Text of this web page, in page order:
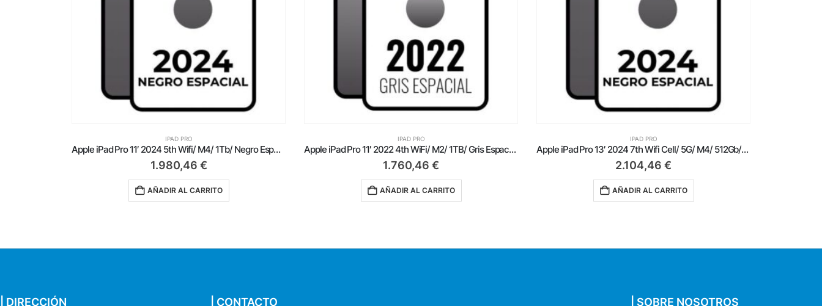
IPAD PRO
Apple iPad Pro 11′ 2024 5th Wifi/ M4/ 1Tb/ Negro Espacial
1.980,46 €
AÑADIR AL CARRITO
IPAD PRO
Apple iPad Pro 11′ 2022 4th WiFi/ M2/ 1TB/ Gris Espacial – MNXK3TY/A
1.760,46 €
AÑADIR AL CARRITO
IPAD PRO
Apple iPad Pro 13′ 2024 7th Wifi Cell/ 5G/ M4/ 512Gb/ Negro Espacial
2.104,46 €
AÑADIR AL CARRITO
| DIRECCIÓN | CONTACTO | SOBRE NOSOTROS